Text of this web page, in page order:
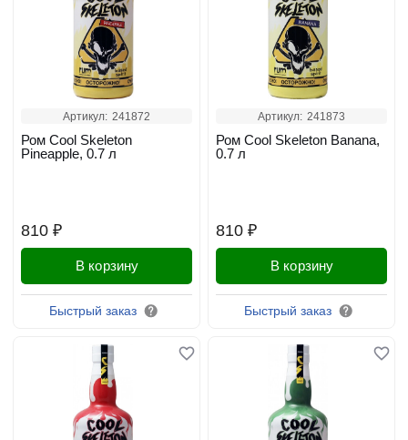
Артикул: 241872
810 ₽
Ром Cool Skeleton
Pineapple, 0.7 л
В корзину
Быстрый заказ
Артикул: 241873
810 ₽
Ром Cool Skeleton Banana,
0.7 л
В корзину
Быстрый заказ